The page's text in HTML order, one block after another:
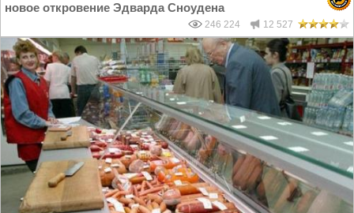
новое откровение Эдварда Сноудена
246 224 12 527